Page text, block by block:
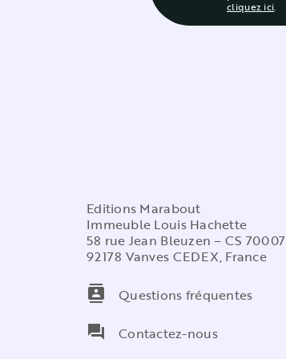
cliquez ici.
Editions Marabout
Immeuble Louis Hachette
58 rue Jean Bleuzen – CS 70007
92178 Vanves CEDEX, France
contacts
Questions fréquentes
question_answer
Contactez-nous